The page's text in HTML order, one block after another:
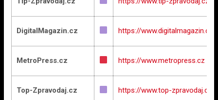
DigitalMagazin.cz https://www.digitalmagazin.cz
MetroPress.cz https://www.metropress.cz
Top-Zpravodaj.cz https://www.top-zpravodaj.cz